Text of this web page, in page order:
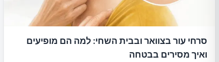
סרחי עור בצוואר ובבית השחי: למה הם מופיעים
ואיך מסירים בבטחה